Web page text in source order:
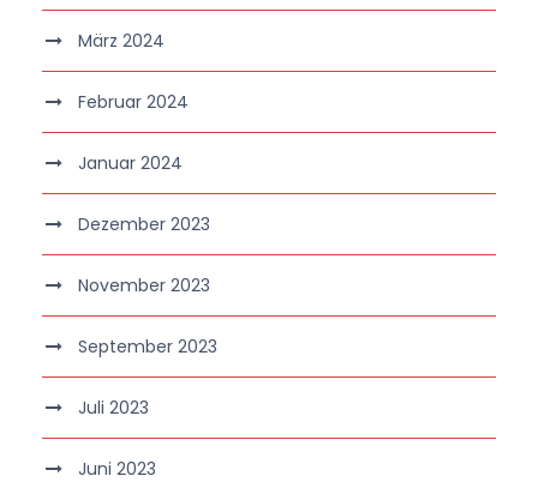
März 2024
Februar 2024
Januar 2024
Dezember 2023
November 2023
September 2023
Juli 2023
Juni 2023